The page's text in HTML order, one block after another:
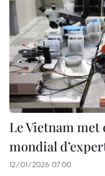
Le Vietnam met
mondial
12/01/2026 07:00